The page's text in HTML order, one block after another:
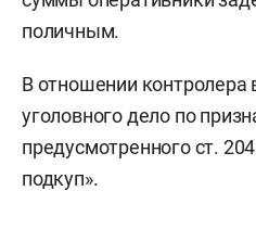
поличным.
В отношении контролера
уголовного дело по
предусмотренного ст.
подкуп».